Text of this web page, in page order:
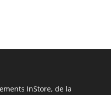
InStore, de la